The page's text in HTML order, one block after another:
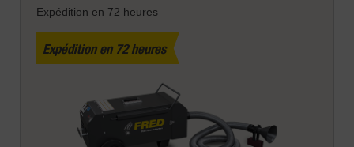
Expédition en 72 heures
Expédition en 72 heures